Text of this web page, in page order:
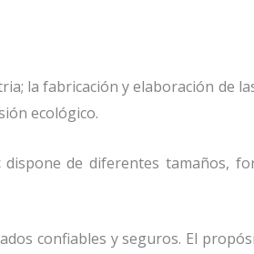
la fabricación y elaboración de
ecológico.
dispone de diferentes tamaños,
confiables y seguros. El